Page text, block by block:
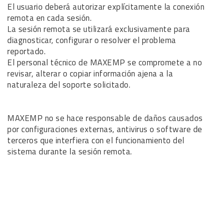
El usuario deberá autorizar explícitamente la conexión
remota en cada sesión.
La sesión remota se utilizará exclusivamente para
diagnosticar, configurar o resolver el problema
reportado.
El personal técnico de MAXEMP se compromete a no
revisar, alterar o copiar información ajena a la
naturaleza del soporte solicitado.
MAXEMP no se hace responsable de daños causados
por configuraciones externas, antivirus o software de
terceros que interfiera con el funcionamiento del
sistema durante la sesión remota.